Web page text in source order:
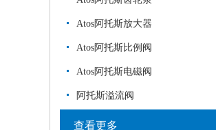
Atos阿托斯放大器
Atos阿托斯比例阀
Atos阿托斯电磁阀
阿托斯溢流阀
查看更多